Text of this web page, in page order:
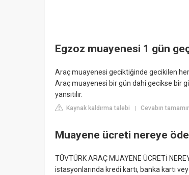
Egzoz muayenesi 1 gün
Araç muayenesi geciktiğinde gecikilen
Araç muayenesi bir gün dahi gecikse bir
yansıtılır.
Kaynak kaldırma talebi | Cevabın
Muayene ücreti nereye
TÜVTÜRK ARAÇ MUAYENE ÜCRETİ
istasyonlarında kredi kartı, banka kartı